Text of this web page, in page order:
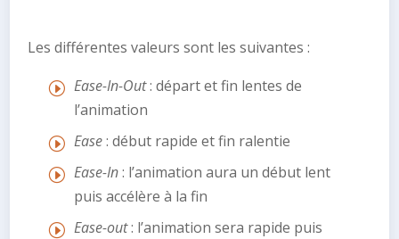
Les différentes valeurs sont les suivantes :
Ease-In-Out: départ et fin lentes de
l’animation
Ease: début rapide et fin ralentie
Ease-In: l’animation aura un début lent
puis accélère à la fin
Ease-out: l’animation sera rapide puis